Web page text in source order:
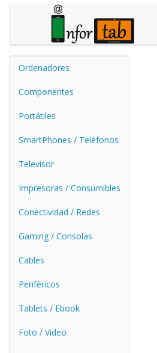
Ordenadores
Componentes
Portátiles
SmartPhones / Teléfonos
Televisor
Impresoras / Consumibles
Conectividad / Redes
Gaming / Consolas
Cables
Periféricos
Tablets / Ebook
Foto / Video